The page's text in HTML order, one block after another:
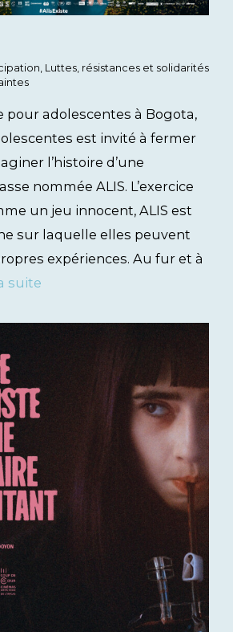
, Luttes, résistances et solidarités
pour adolescentes à Bogota,
est invité à fermer
l’histoire d’une
nommée ALIS. L’exercice
un jeu innocent, ALIS est
sur laquelle elles peuvent
expériences. Au fur et à
suite